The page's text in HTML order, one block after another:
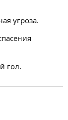
угроза.
гол.